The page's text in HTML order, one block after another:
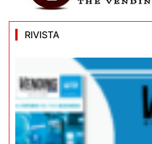
RIVISTA